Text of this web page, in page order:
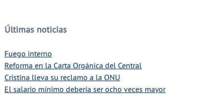
Últimas noticias
Fuego interno
Reforma en la Carta Orgánica del Central
Cristina lleva su reclamo a la ONU
El salario mínimo debería ser ocho veces mayor